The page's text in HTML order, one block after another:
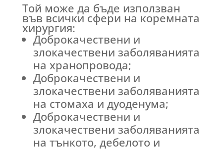
Той може да бъде използван
във всички сфери на коремната
хирургия:
Доброкачествени и
злокачествени заболяванията
на хранопровода;
Доброкачествени и
злокачествени заболяванията
на стомаха и дуоденума;
Доброкачествени и
злокачествени заболяванията
на тънкото, дебелото и